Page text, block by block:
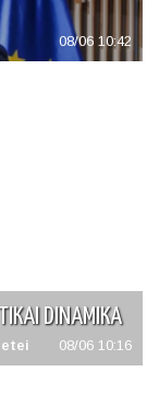
08/06 10:42
DINAMIKA
08/06 10:16